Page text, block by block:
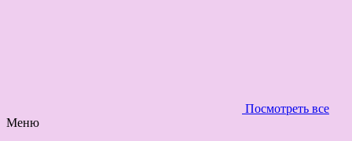
Посмотреть все
Меню